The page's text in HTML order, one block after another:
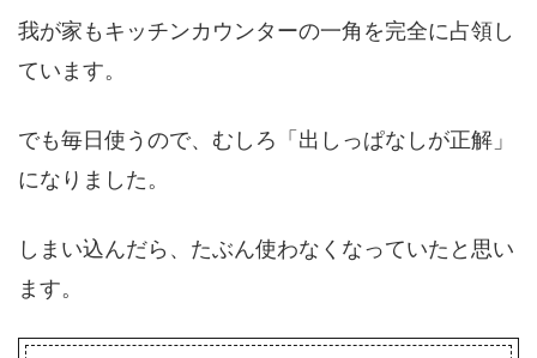
我が家もキッチンカウンターの一角を完全に占領し
ています。
でも毎日使うので、むしろ「出しっぱなしが正解」
になりました。
しまい込んだら、たぶん使わなくなっていたと思い
ます。